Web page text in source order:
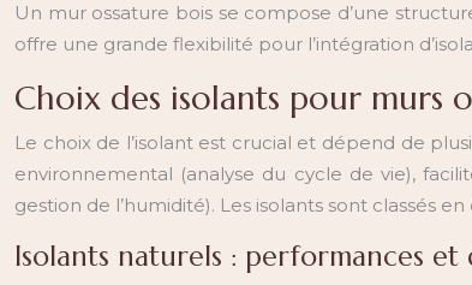
Un mur ossature bois se compose d’une
offre une grande flexibilité pour l’intégration
Choix des isolants pour murs
Le choix de l’isolant est crucial et dépend de
environnemental (analyse du cycle de vie),
gestion de l’humidité). Les isolants sont classés
Isolants naturels : performances